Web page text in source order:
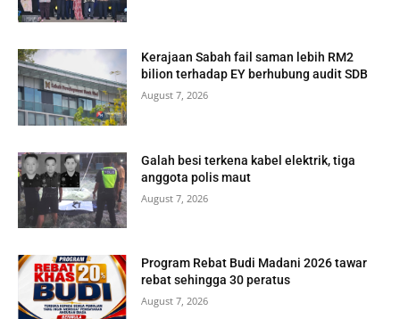
Kerajaan Sabah fail saman lebih RM2
bilion terhadap EY berhubung audit SDB
August 7, 2026
Galah besi terkena kabel elektrik, tiga
anggota polis maut
August 7, 2026
Program Rebat Budi Madani 2026 tawar
rebat sehingga 30 peratus
August 7, 2026